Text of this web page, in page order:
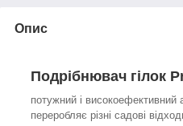
Опис
Подрібнювач гілок
потужний і високоефективний
переробляє різні садові